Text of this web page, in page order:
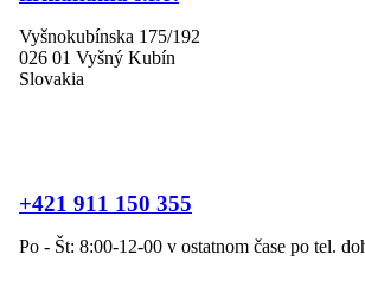
Vyšnokubínska 175/192
026 01 Vyšný Kubín
Slovakia
+421 911 150 355
Po - Št: 8:00-12-00 v ostatnom čase po tel.